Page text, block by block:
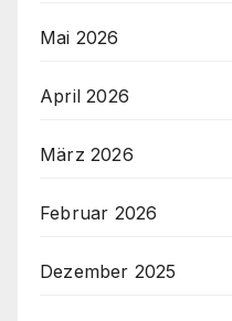
Mai 2026
April 2026
März 2026
Februar 2026
Dezember 2025